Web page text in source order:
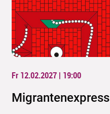
Fr 12.02.2027 | 19:00
Migranten­express